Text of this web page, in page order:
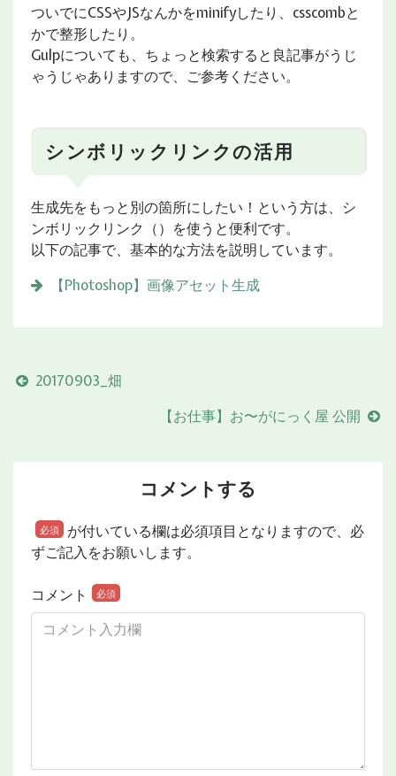
ついでにCSSやJSなんかをminifyしたり、csscombと
かで整形したり。
Gulpについても、ちょっと検索すると良記事がうじ
ゃうじゃありますので、ご参考ください。
シンボリックリンクの活用
生成先をもっと別の箇所にしたい！という方は、シ
ンボリックリンク（）を使うと便利です。
以下の記事で、基本的な方法を説明しています。
【Photoshop】画像アセット生成
20170903_畑
【お仕事】お〜がにっく屋 公開
コメントする
必須
が付いている欄は必須項目となりますので、必
ずご記入をお願いします。
コメント 必須